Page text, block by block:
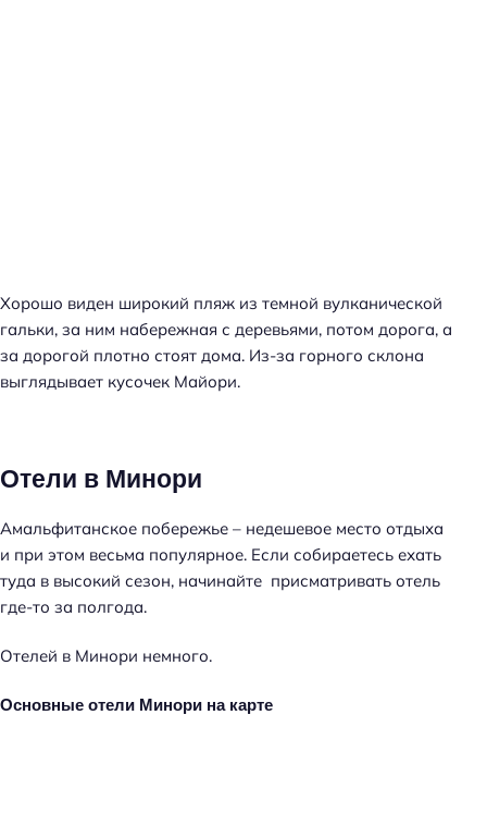
Хорошо виден широкий пляж из темной вулканической
гальки, за ним набережная с деревьями, потом дорога, а
за дорогой плотно стоят дома. Из-за горного склона
выглядывает кусочек Майори.
Отели в Минори
Амальфитанское побережье – недешевое место отдыха
и при этом весьма популярное. Если собираетесь ехать
туда в высокий сезон, начинайте присматривать отель
где-то за полгода.
Отелей в Минори немного.
Основные отели Минори на карте